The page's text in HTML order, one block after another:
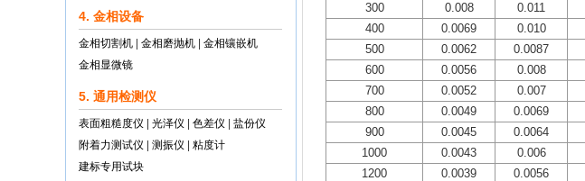
4. 金相设备
金相切割机 金相磨抛机
金相镶嵌机
金相显微镜
5. 通用检测仪
表面粗糙度仪 光泽仪 色差仪
盐份仪
附着力测试仪
测振仪
粘度计
建标专用试块
300
0.008 0.011
400
0.0069 0.010
500
0.0062 0.0087
600
0.0056 0.008
700
0.0052 0.007
800
0.0049 0.0069
900
0.0045 0.0064
1000
0.0043 0.006
1200
0.0039 0.0056